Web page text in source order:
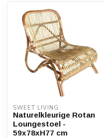
SWEET LIVING
Naturelkleurige Rotan
Loungestoel -
59x78xH77 cm